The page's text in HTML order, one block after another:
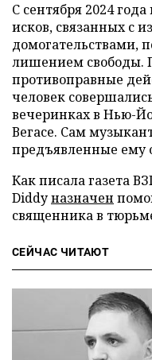
С сентября 2024
исков, связанных с
домогательствами,
лишением свободы.
противоправные
человек
вечеринках в Нью-
Вегасе. Сам
предъявленные ему
Как писала газета
Diddyназначен
священника в
СЕЙЧАС ЧИТАЮТ